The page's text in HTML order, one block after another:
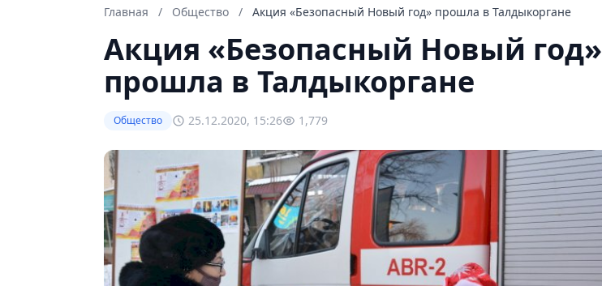
Главная / Общество / Акция «Безопасный Новый год» прошла в Талдыкоргане
Акция «Безопасный Новый год»
прошла в Талдыкоргане
Общество 25.12.2020, 15:26 1,779